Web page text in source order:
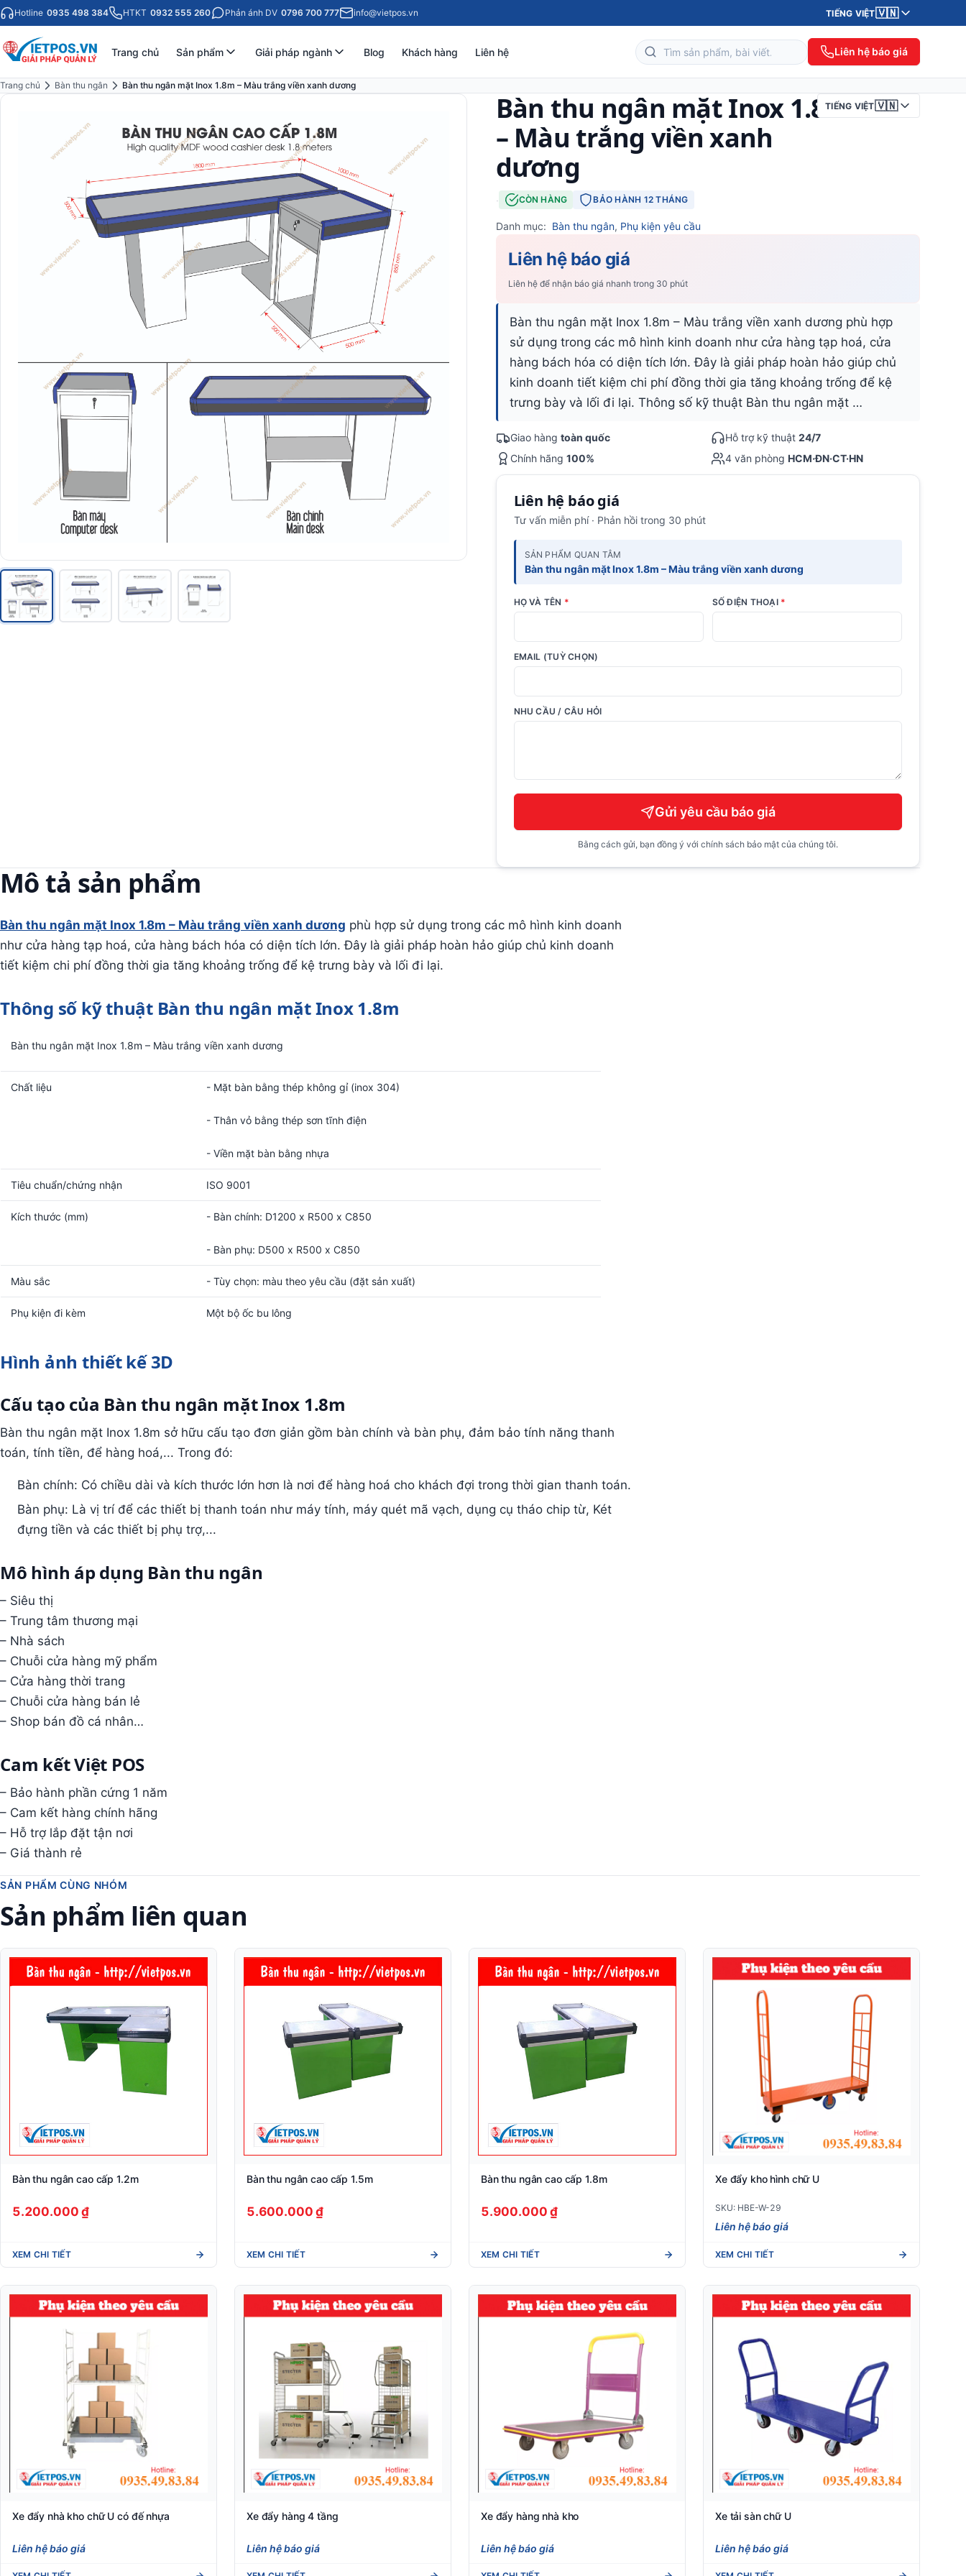
Hotline 0935 498 384 HTKT 0932 555 260 Phản ánh DV 0796 700 777 info@vietpos.vn TIẾNG VIỆT🇻🇳
Trang chủ Sản phẩm Giải pháp ngành Blog Khách hàng Liên hệ Liên hệ báo giá
Trang chủ Bàn thu ngân
Bàn thu ngân mặt Inox 1.8m – Màu trắng viền xanh dương
TIẾNG VIỆT🇻🇳
Bàn thu ngân mặt Inox 1.8m
– Màu trắng viền xanh
dương
· CÒN HÀNG BẢO HÀNH 12 THÁNG
Danh mục: Bàn thu ngân, Phụ kiện yêu cầu
Liên hệ báo giá
Liên hệ để nhận báo giá nhanh trong 30 phút
Bàn thu ngân mặt Inox 1.8m – Màu trắng viền xanh dương phù hợp
sử dụng trong các mô hình kinh doanh như cửa hàng tạp hoá, cửa
hàng bách hóa có diện tích lớn. Đây là giải pháp hoàn hảo giúp chủ
kinh doanh tiết kiệm chi phí đồng thời gia tăng khoảng trống để kệ
trưng bày và lối đi lại. Thông số kỹ thuật Bàn thu ngân mặt …
Giao hàng toàn quốc Hỗ trợ kỹ thuật 24/7
Chính hãng 100% 4 văn phòng HCM·ĐN·CT·HN
Liên hệ báo giá
Tư vấn miễn phí · Phản hồi trong 30 phút
SẢN PHẨM QUAN TÂM
Bàn thu ngân mặt Inox 1.8m – Màu trắng viền xanh dương
HỌ VÀ TÊN * SỐ ĐIỆN THOẠI *
EMAIL (TUỲ CHỌN)
NHU CẦU / CÂU HỎI
Gửi yêu cầu báo giá
Bằng cách gửi, bạn đồng ý với chính sách bảo mật của chúng tôi.
Mô tả sản phẩm
Bàn thu ngân mặt Inox 1.8m – Màu trắng viền xanh dương phù hợp sử dụng trong các mô hình kinh doanh
như cửa hàng tạp hoá, cửa hàng bách hóa có diện tích lớn. Đây là giải pháp hoàn hảo giúp chủ kinh doanh
tiết kiệm chi phí đồng thời gia tăng khoảng trống để kệ trưng bày và lối đi lại.
Thông số kỹ thuật Bàn thu ngân mặt Inox 1.8m
Bàn thu ngân mặt Inox 1.8m – Màu trắng viền xanh dương
Chất liệu - Mặt bàn bằng thép không gỉ (inox 304)
- Thân vỏ bằng thép sơn tĩnh điện
- Viền mặt bàn bằng nhựa
Tiêu chuẩn/chứng nhận ISO 9001
Kích thước (mm) - Bàn chính: D1200 x R500 x C850
- Bàn phụ: D500 x R500 x C850
Màu sắc - Tùy chọn: màu theo yêu cầu (đặt sản xuất)
Phụ kiện đi kèm Một bộ ốc bu lông
Hình ảnh thiết kế 3D
Cấu tạo của Bàn thu ngân mặt Inox 1.8m
Bàn thu ngân mặt Inox 1.8m sở hữu cấu tạo đơn giản gồm bàn chính và bàn phụ, đảm bảo tính năng thanh
toán, tính tiền, để hàng hoá,... Trong đó:
Bàn chính: Có chiều dài và kích thước lớn hơn là nơi để hàng hoá cho khách đợi trong thời gian thanh toán.
Bàn phụ: Là vị trí để các thiết bị thanh toán như máy tính, máy quét mã vạch, dụng cụ tháo chip từ, Két
đựng tiền và các thiết bị phụ trợ,...
Mô hình áp dụng Bàn thu ngân
– Siêu thị
– Trung tâm thương mại
– Nhà sách
– Chuỗi cửa hàng mỹ phẩm
– Cửa hàng thời trang
– Chuỗi cửa hàng bán lẻ
– Shop bán đồ cá nhân…
Cam kết Việt POS
– Bảo hành phần cứng 1 năm
– Cam kết hàng chính hãng
– Hỗ trợ lắp đặt tận nơi
– Giá thành rẻ
SẢN PHẨM CÙNG NHÓM
Sản phẩm liên quan
Bàn thu ngân cao cấp 1.2m
5.200.000 ₫
XEM CHI TIẾT
Bàn thu ngân cao cấp 1.5m
5.600.000 ₫
XEM CHI TIẾT
Bàn thu ngân cao cấp 1.8m
5.900.000 ₫
XEM CHI TIẾT
Xe đẩy kho hình chữ U
SKU: HBE-W-29
Liên hệ báo giá
XEM CHI TIẾT
Xe đẩy nhà kho chữ U có đế nhựa
Liên hệ báo giá
Xe đẩy hàng 4 tầng
Liên hệ báo giá
Xe đẩy hàng nhà kho
Liên hệ báo giá
Xe tải sàn chữ U
Liên hệ báo giá